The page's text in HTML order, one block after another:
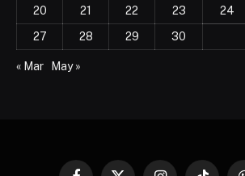
20
21 22 23 24
27
28 29 30
« Mar May »